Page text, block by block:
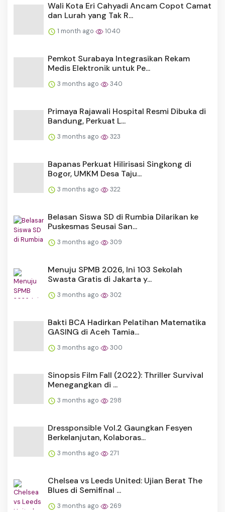
Wali Kota Eri Cahyadi Ancam Copot Camat
dan Lurah yang Tak R...
1 month ago 1040
Pemkot Surabaya Integrasikan Rekam
Medis Elektronik untuk Pe...
3 months ago 340
Primaya Rajawali Hospital Resmi Dibuka di
Bandung, Perkuat L...
3 months ago 323
Bapanas Perkuat Hilirisasi Singkong di
Bogor, UMKM Desa Taju...
3 months ago 322
Belasan Siswa SD di Rumbia Dilarikan ke
Puskesmas Seusai San...
3 months ago 309
Menuju SPMB 2026, Ini 103 Sekolah
Swasta Gratis di Jakarta y...
3 months ago 302
Bakti BCA Hadirkan Pelatihan Matematika
GASING di Aceh Tamia...
3 months ago 300
Sinopsis Film Fall (2022): Thriller Survival
Menegangkan di ...
3 months ago 298
Dressponsible Vol.2 Gaungkan Fesyen
Berkelanjutan, Kolaboras...
3 months ago 271
Chelsea vs Leeds United: Ujian Berat The
Blues di Semifinal ...
3 months ago 269